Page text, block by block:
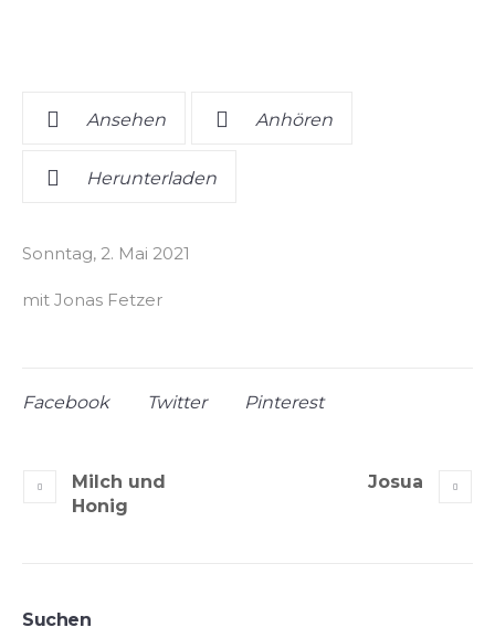
Ansehen Anhören
Herunterladen
Sonntag, 2. Mai 2021
mit Jonas Fetzer
Facebook Twitter Pinterest
Milch und
Honig
Josua
Suchen